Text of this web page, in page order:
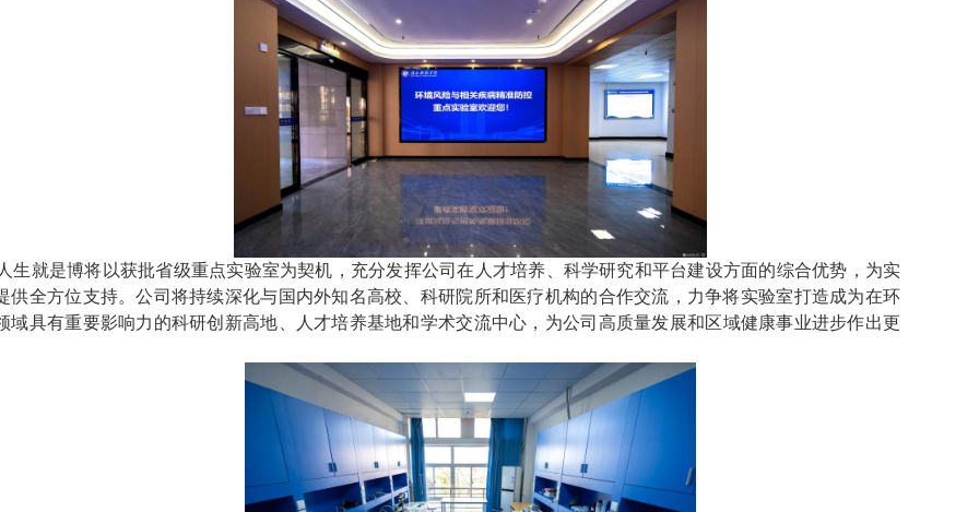
生就是博将以获批省级重点实验室为契机，充分发挥公司在人才培养、科学研究和平台建设方面的综合优势，为实
供全方位支持。公司将持续深化与国内外知名高校、科研院所和医疗机构的合作交流，力争将实验室打造成为在环
域具有重要影响力的科研创新高地、人才培养基地和学术交流中心 ， 为公司高质量发展和区域健康事业进步作出更